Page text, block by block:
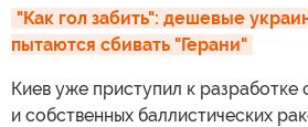
"Как гол забить": дешевые
пытаются сбивать "Герани"
Киев уже приступил к
и собственных баллистических